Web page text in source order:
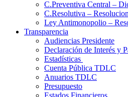
C.Preventiva Central –
C.Resolutiva –
Ley Antimonopolio –
Transparencia
Audiencias Presidente
Declaración de Interés y
Estadísticas
Cuenta Pública TDLC
Anuarios TDLC
Presupuesto